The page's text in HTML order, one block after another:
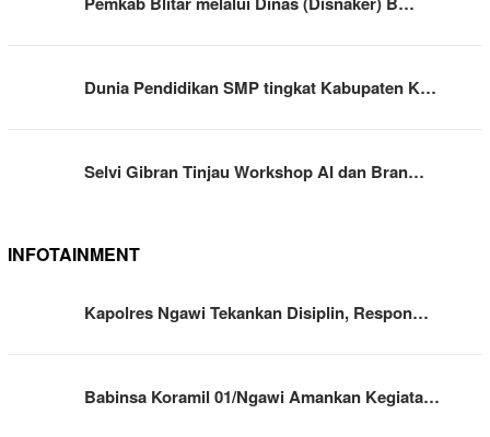
Dunia Pendidikan SMP tingkat Kabupaten K…
Selvi Gibran Tinjau Workshop AI dan Bran…
INFOTAINMENT
Kapolres Ngawi Tekankan Disiplin, Respon…
Babinsa Koramil 01/Ngawi Amankan Kegiata…